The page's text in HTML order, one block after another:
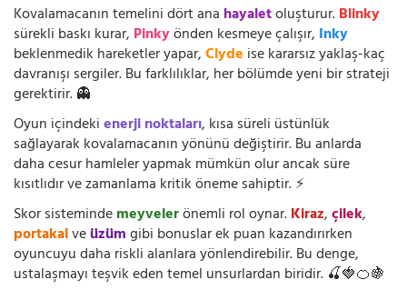
Kovalamacanın temelini dört ana hayaletoluşturur.Blinky
sürekli baskı kurar, Pinkyönden kesmeye çalışır, Inky
beklenmedik hareketler yapar,Clyde ise kararsız yaklaş-kaç
davranışı sergiler. Bu farklılıklar, her bölümde yeni bir strateji
gerektirir. 👻
Oyun içindekienerji noktaları, kısa süreli üstünlük
sağlayarak kovalamacanın yönünü değiştirir. Bu anlarda
daha cesur hamleler yapmak mümkün olur ancak süre
kısıtlıdır ve zamanlama kritik öneme sahiptir. ⚡
Skor sistemindemeyvelerönemli rol oynar.Kiraz,çilek,
portakalveüzümgibi bonuslar ek puan kazandırırken
oyuncuyu daha riskli alanlara yönlendirebilir. Bu denge,
ustalaşmayı teşvik eden temel unsurlardan biridir. 🍒🍓🍊🍇